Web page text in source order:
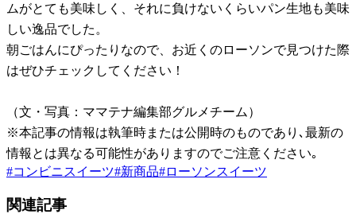
ムがとても美味しく、それに負けないくらいパン生地も美味
しい逸品でした。
朝ごはんにぴったりなので、お近くのローソンで見つけた際
はぜひチェックしてください！
（文・写真：ママテナ編集部グルメチーム）
※本記事の情報は執筆時または公開時のものであり､最新の
情報とは異なる可能性がありますのでご注意ください｡
#コンビニスイーツ#新商品#ローソンスイーツ
関連記事